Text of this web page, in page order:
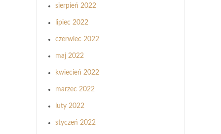
sierpień 2022
lipiec 2022
czerwiec 2022
maj 2022
kwiecień 2022
marzec 2022
luty 2022
styczeń 2022